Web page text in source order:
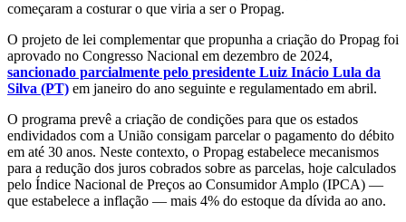
começaram a costurar o que viria a ser o Propag.
O projeto de lei complementar que propunha a criação do Propag foi
aprovado no Congresso Nacional em dezembro de 2024,
sancionado parcialmente pelo presidente Luiz Inácio Lula da
Silva (PT) em janeiro do ano seguinte e regulamentado em abril.
O programa prevê a criação de condições para que os estados
endividados com a União consigam parcelar o pagamento do débito
em até 30 anos. Neste contexto, o Propag estabelece mecanismos
para a redução dos juros cobrados sobre as parcelas, hoje calculados
pelo Índice Nacional de Preços ao Consumidor Amplo (IPCA) —
que estabelece a inflação — mais 4% do estoque da dívida ao ano.